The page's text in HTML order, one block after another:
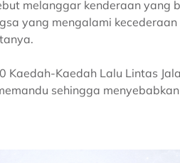
melanggar kenderaan yang
yang mengalami
Kaedah Lalu Lintas
sehingga